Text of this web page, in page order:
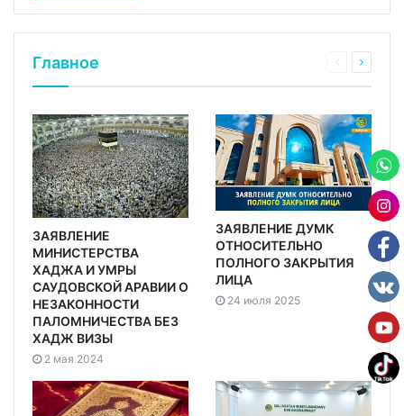
Главное
ЗАЯВЛЕНИЕ
МИНИСТЕРСТВА
ХАДЖА И УМРЫ
САУДОВСКОЙ АРАВИИ О
НЕЗАКОННОСТИ
ПАЛОМНИЧЕСТВА БЕЗ
ХАДЖ ВИЗЫ
2 мая 2024
ЗАЯВЛЕНИЕ ДУМК
ОТНОСИТЕЛЬНО
ПОЛНОГО ЗАКРЫТИЯ
ЛИЦА
24 июля 2025